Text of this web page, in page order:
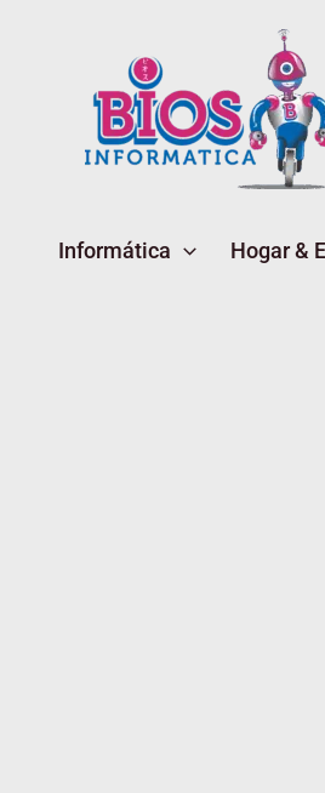
Informática Hogar &